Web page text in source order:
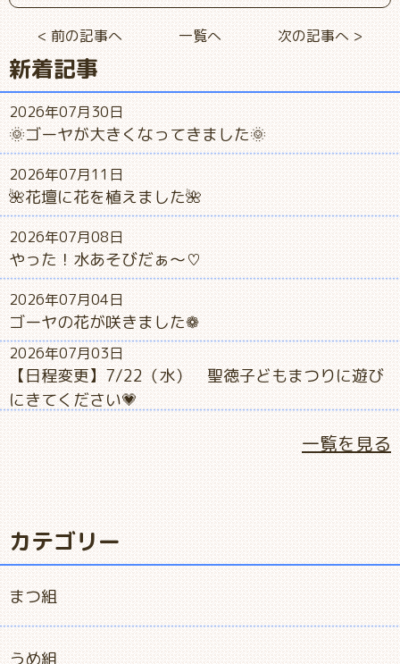
新着記事
2026年07月30日
🌞ゴーヤが大きくなってきました🌞
2026年07月11日
🌺花壇に花を植えました🌺
2026年07月08日
やった！水あそびだぁ～♡
2026年07月04日
ゴーヤの花が咲きました❁
2026年07月03日
【日程変更】7/22（水） 聖徳子どもまつりに遊び
にきてください💗
一覧を見る
カテゴリー
まつ組
うめ組
< 前の記事へ 一覧へ 次の記事へ >